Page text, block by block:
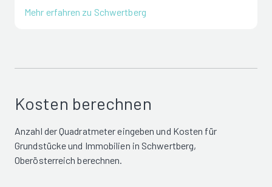
Mehr erfahren zu Schwertberg
Kosten berechnen
Anzahl der Quadratmeter eingeben und Kosten für
Grundstücke und Immobilien in Schwertberg,
Oberösterreich berechnen.